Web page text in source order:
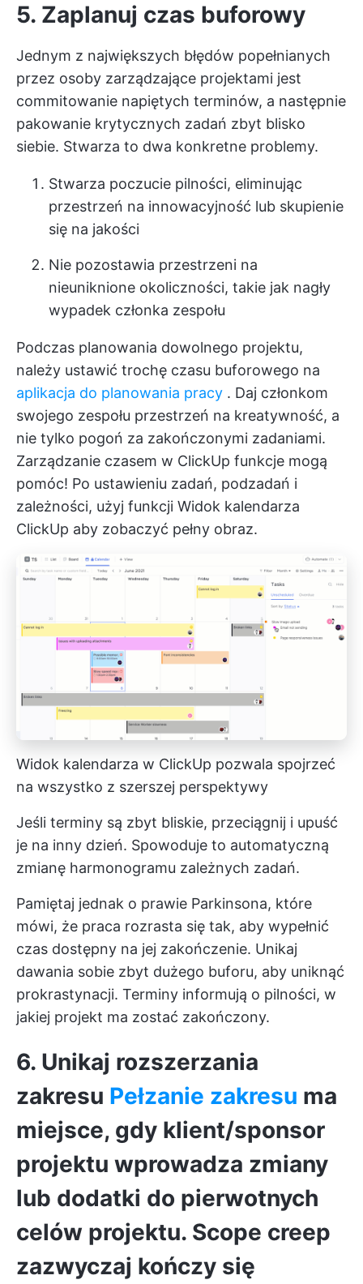
5. Zaplanuj czas buforowy
Jednym z największych błędów popełnianych
przez osoby zarządzające projektami jest
commitowanie napiętych terminów, a następnie
pakowanie krytycznych zadań zbyt blisko
siebie. Stwarza to dwa konkretne problemy.
Stwarza poczucie pilności, eliminując
przestrzeń na innowacyjność lub skupienie
się na jakości
Nie pozostawia przestrzeni na
nieuniknione okoliczności, takie jak nagły
wypadek członka zespołu
Podczas planowania dowolnego projektu,
należy ustawić trochę czasu buforowego na
aplikacja do planowania pracy . Daj członkom
swojego zespołu przestrzeń na kreatywność, a
nie tylko pogoń za zakończonymi zadaniami.
Zarządzanie czasem w ClickUp funkcje mogą
pomóc! Po ustawieniu zadań, podzadań i
zależności, użyj funkcji Widok kalendarza
ClickUp aby zobaczyć pełny obraz.
Widok kalendarza w ClickUp pozwala spojrzeć
na wszystko z szerszej perspektywy
Jeśli terminy są zbyt bliskie, przeciągnij i upuść
je na inny dzień. Spowoduje to automatyczną
zmianę harmonogramu zależnych zadań.
Pamiętaj jednak o prawie Parkinsona, które
mówi, że praca rozrasta się tak, aby wypełnić
czas dostępny na jej zakończenie. Unikaj
dawania sobie zbyt dużego buforu, aby uniknąć
prokrastynacji. Terminy informują o pilności, w
jakiej projekt ma zostać zakończony.
6. Unikaj rozszerzania
zakresu Pełzanie zakresu ma
miejsce, gdy klient/sponsor
projektu wprowadza zmiany
lub dodatki do pierwotnych
celów projektu. Scope creep
zazwyczaj kończy się